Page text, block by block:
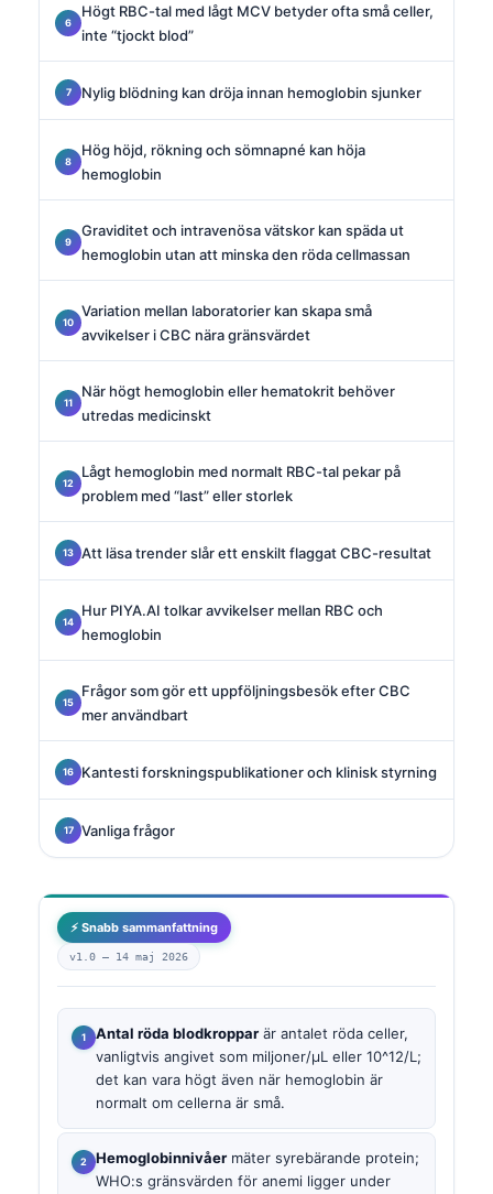
Högt RBC-tal med lågt MCV betyder ofta små celler,
inte “tjockt blod”
Nylig blödning kan dröja innan hemoglobin sjunker
Hög höjd, rökning och sömnapné kan höja
hemoglobin
Graviditet och intravenösa vätskor kan späda ut
hemoglobin utan att minska den röda cellmassan
Variation mellan laboratorier kan skapa små
avvikelser i CBC nära gränsvärdet
När högt hemoglobin eller hematokrit behöver
utredas medicinskt
Lågt hemoglobin med normalt RBC-tal pekar på
problem med “last” eller storlek
Att läsa trender slår ett enskilt flaggat CBC-resultat
Hur PIYA.AI tolkar avvikelser mellan RBC och
hemoglobin
Frågor som gör ett uppföljningsbesök efter CBC
mer användbart
Kantesti forskningspublikationer och klinisk styrning
Vanliga frågor
⚡ Snabb sammanfattning
v1.0 — 14 maj 2026
Antal röda blodkroppar är antalet röda celler,
vanligtvis angivet som miljoner/µL eller 10^12/L;
det kan vara högt även när hemoglobin är
normalt om cellerna är små.
Hemoglobinnivåer mäter syrebärande protein;
WHO:s gränsvärden för anemi ligger under